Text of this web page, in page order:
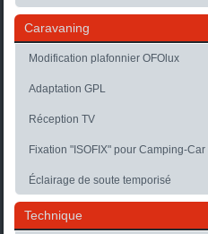
Caravaning
Modification plafonnier OFOlux
Adaptation GPL
Réception TV
Fixation "ISOFIX" pour Camping-Car
Éclairage de soute temporisé
Technique